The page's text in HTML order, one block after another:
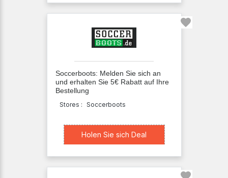
Soccerboots: Melden Sie sich an
und erhalten Sie 5€ Rabatt auf Ihre
Bestellung
Stores : Soccerboots
Holen Sie sich Deal
Holen Sie sich Deal